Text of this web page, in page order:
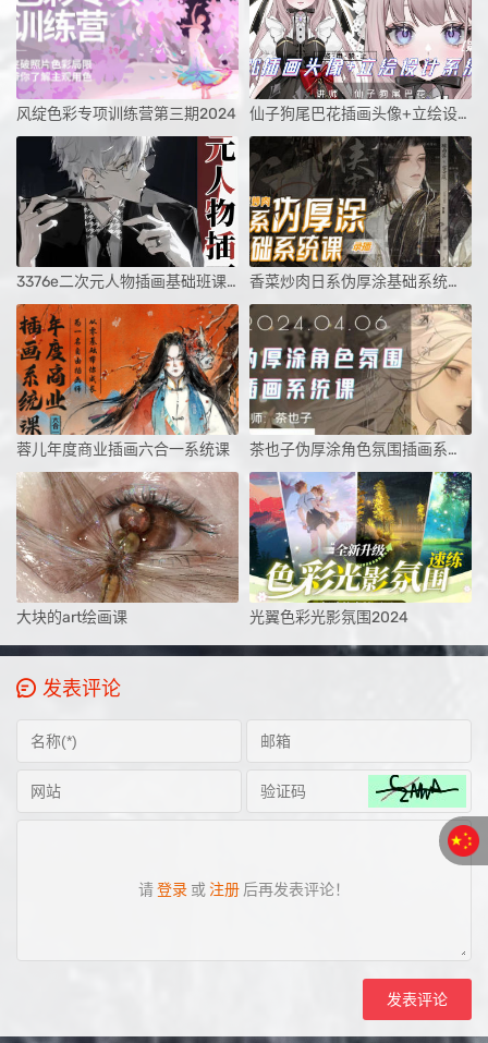
风绽色彩专项训练营第三期2024 仙子狗尾巴花插画头像+立绘设计系统课第1期
3376e二次元人物插画基础班课程 香菜炒肉日系伪厚涂基础系统课第3期
蓉儿年度商业插画六合一系统课 茶也子伪厚涂角色氛围插画系统课第2期2024
大块的art绘画课 光翼色彩光影氛围2024
发表评论
请登录 或 注册后再发表评论！